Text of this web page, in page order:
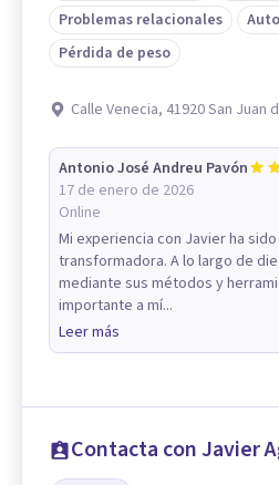
Problemas relacionales
Pérdida de peso
Calle Venecia, 41920 San Juan
Antonio José Andreu Pavón
17 de enero de 2026
Online
Mi experiencia con Javier ha
transformadora. A lo largo de
mediante sus métodos y
importante a mí...
Leer más
Contacta con Javier